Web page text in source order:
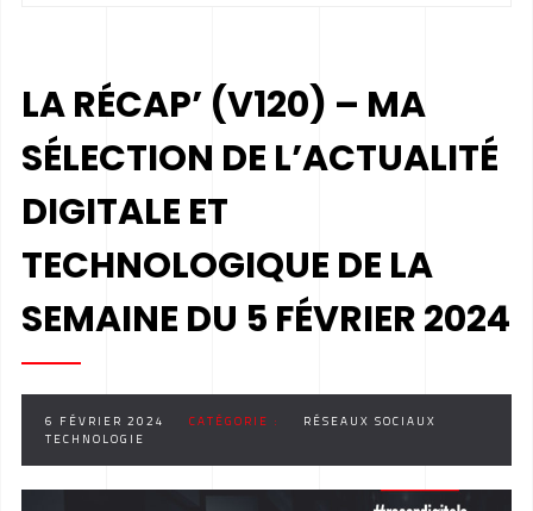
LA RÉCAP’ (V120) – MA
SÉLECTION DE L’ACTUALITÉ
DIGITALE ET
TECHNOLOGIQUE DE LA
SEMAINE DU 5 FÉVRIER 2024
6 FÉVRIER 2024 CATÉGORIE :
RÉSEAUX SOCIAUX
TECHNOLOGIE